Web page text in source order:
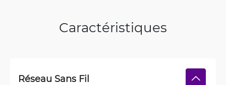
Caractéristiques
Réseau Sans Fil